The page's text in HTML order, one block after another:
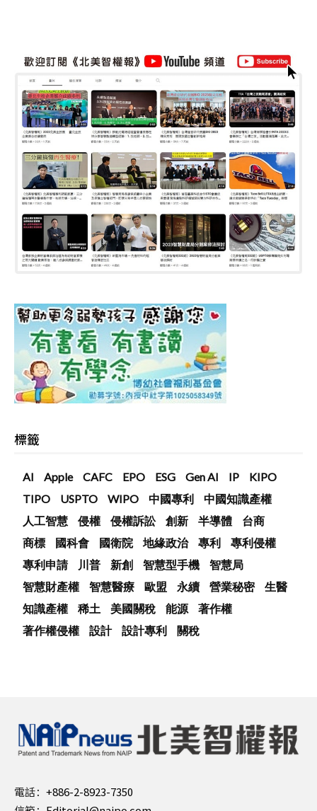
標籤
AI Apple CAFC EPO ESG Gen AI IP
KIPO
TIPO
USPTO WIPO 中國專利
中國知識產權
人工智慧
侵權 侵權訴訟 創新 半導體
台商
商標
國科會 國衛院 地緣政治 專利
專利侵權
專利申請
川普 新創 智慧型手機
智慧局
智慧財產權
智慧醫療 歐盟 永續 營業秘密
生醫
知識產權
稀土 美國關稅 能源
著作權
著作權侵權
設計 設計專利 關稅
電話： +886-2-8923-7350